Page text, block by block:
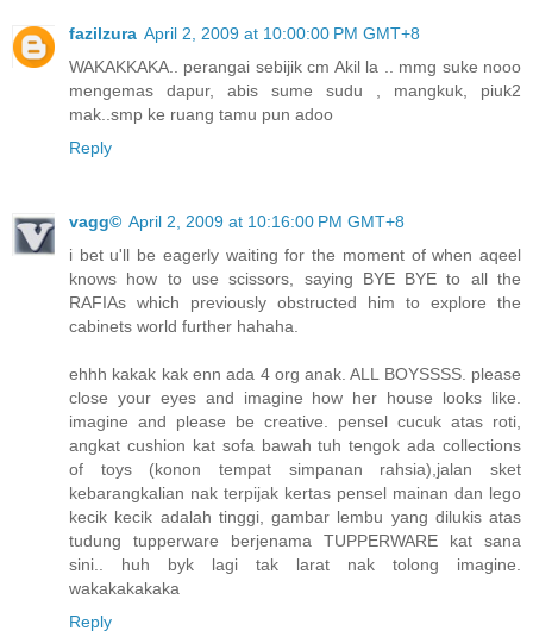
fazilzura April 2, 2009 at 10:00:00 PM GMT+8
WAKAKKAKA.. perangai sebijik cm Akil la .. mmg suke nooo
mengemas dapur, abis sume sudu , mangkuk, piuk2
mak..smp ke ruang tamu pun adoo
Reply
vagg© April 2, 2009 at 10:16:00 PM GMT+8
i bet u'll be eagerly waiting for the moment of when aqeel
knows how to use scissors, saying BYE BYE to all the
RAFIAs which previously obstructed him to explore the
cabinets world further hahaha.
ehhh kakak kak enn ada 4 org anak. ALL BOYSSSS. please
close your eyes and imagine how her house looks like.
imagine and please be creative. pensel cucuk atas roti,
angkat cushion kat sofa bawah tuh tengok ada collections
of toys (konon tempat simpanan rahsia),jalan sket
kebarangkalian nak terpijak kertas pensel mainan dan lego
kecik kecik adalah tinggi, gambar lembu yang dilukis atas
tudung tupperware berjenama TUPPERWARE kat sana
sini.. huh byk lagi tak larat nak tolong imagine.
wakakakakaka
Reply